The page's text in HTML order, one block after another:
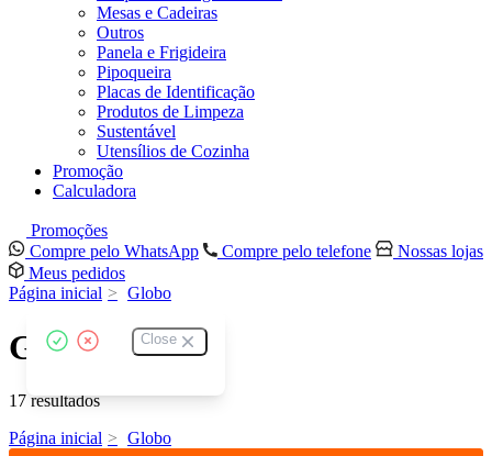
Mesas e Cadeiras
Outros
Panela e Frigideira
Pipoqueira
Placas de Identificação
Produtos de Limpeza
Sustentável
Utensílios de Cozinha
Promoção
Calculadora
Promoções
Compre pelo WhatsApp
Compre pelo telefone
Nossas lojas
Meus pedidos
Close
Página inicial Globo
Globo
17 resultados
Página inicial
Globo